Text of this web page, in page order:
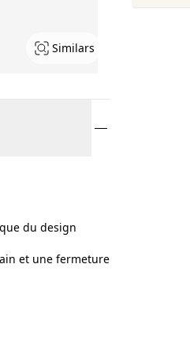
Similars
du design
et une fermeture